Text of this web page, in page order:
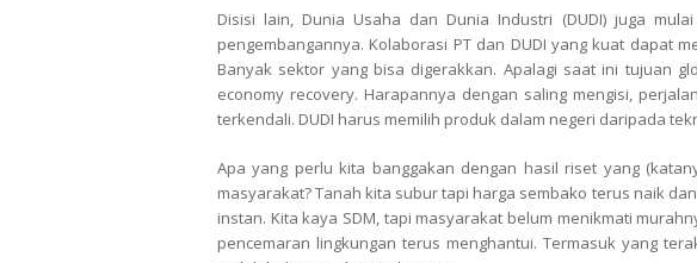
Disisi lain, Dunia Usaha dan Dunia Industri (DUDI) juga
pengembangannya. Kolaborasi PT dan DUDI yang kuat dapat
Banyak sektor yang bisa digerakkan. Apalagi saat ini tujuan
economy recovery. Harapannya dengan saling mengisi,
terkendali. DUDI harus memilih produk dalam negeri daripada
Apa yang perlu kita banggakan dengan hasil riset yang
masyarakat? Tanah kita subur tapi harga sembako terus naik
instan. Kita kaya SDM, tapi masyarakat belum menikmati
pencemaran lingkungan terus menghantui. Termasuk yang